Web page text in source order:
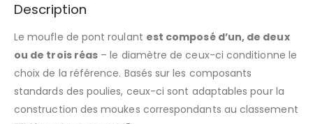
AJOUTER À LA LISTE D’ENVIES
Description
Le moufle de pont roulant est composé d’un, de deux
ou de trois réas – le diamètre de ceux-ci conditionne le
choix de la référence. Basés sur les composants
standards des poulies, ceux-ci sont adaptables pour la
construction des moukes correspondants au classement